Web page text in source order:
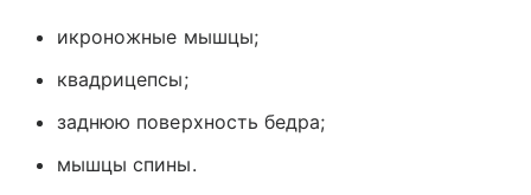
икроножные мышцы;
квадрицепсы;
заднюю поверхность бедра;
мышцы спины.